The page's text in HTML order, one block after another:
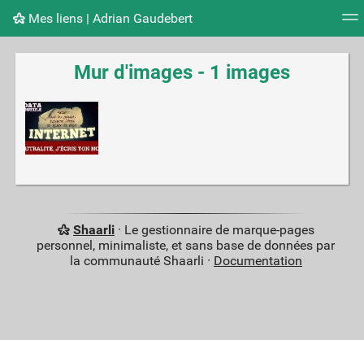
Mes liens | Adrian Gaudebert
Nuage de tags Mur d'images Quotidien Flux
Mur d'images - 1 images
Shaarli· Le gestionnaire de marque-pages
personnel, minimaliste, et sans base de données par
la communauté Shaarli · Documentation